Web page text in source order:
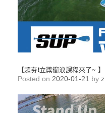
【超夯❗立槳衝浪課程來了~ 】
Posted on 2020-01-21 by